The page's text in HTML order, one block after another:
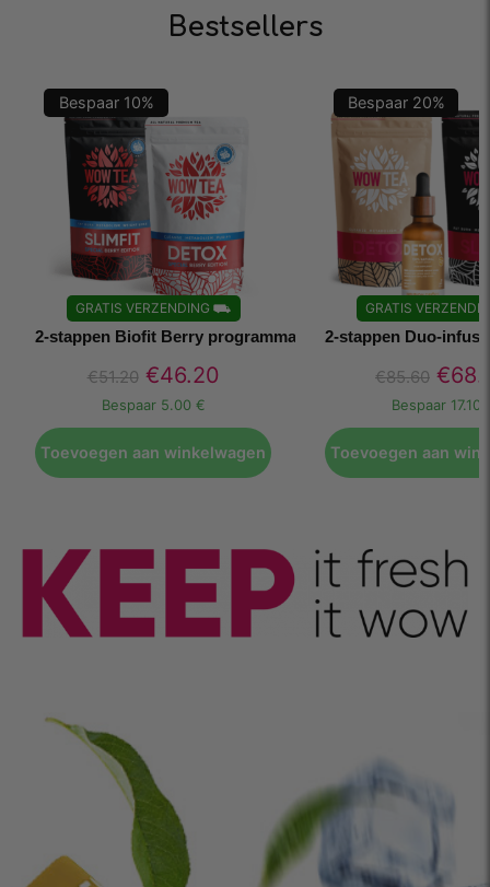
Bestsellers
Bespaar 10%
GRATIS VERZENDING ⛟
2-stappen Biofit Berry programma
€51.20 €46.20
Bespaar 5.00 €
Toevoegen aan winkelwagen
Bespaar 20%
GRATIS
2-stappen Duo-
€85.60 €
Bespaar 17.10
Toevoegen aan